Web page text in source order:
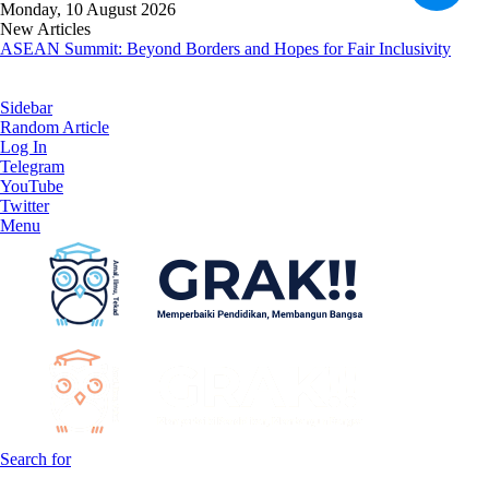
Monday, 10 August 2026
New Articles
Islam adalah Agama yang Aman dan Juru Selamat Peradaban
Sidebar
Random Article
Log In
Telegram
YouTube
Twitter
Menu
Search for